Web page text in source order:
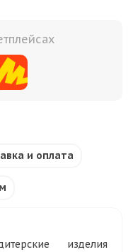
и оплата
изделия